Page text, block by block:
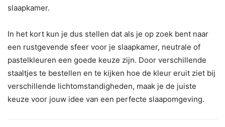
slaapkamer.
In het kort kun je dus stellen dat als je op zoek bent naar
een rustgevende sfeer voor je slaapkamer, neutrale of
pastelkleuren een goede keuze zijn. Door verschillende
staaltjes te bestellen en te kijken hoe de kleur eruit ziet bij
verschillende lichtomstandigheden, maak je de juiste
keuze voor jouw idee van een perfecte slaapomgeving.